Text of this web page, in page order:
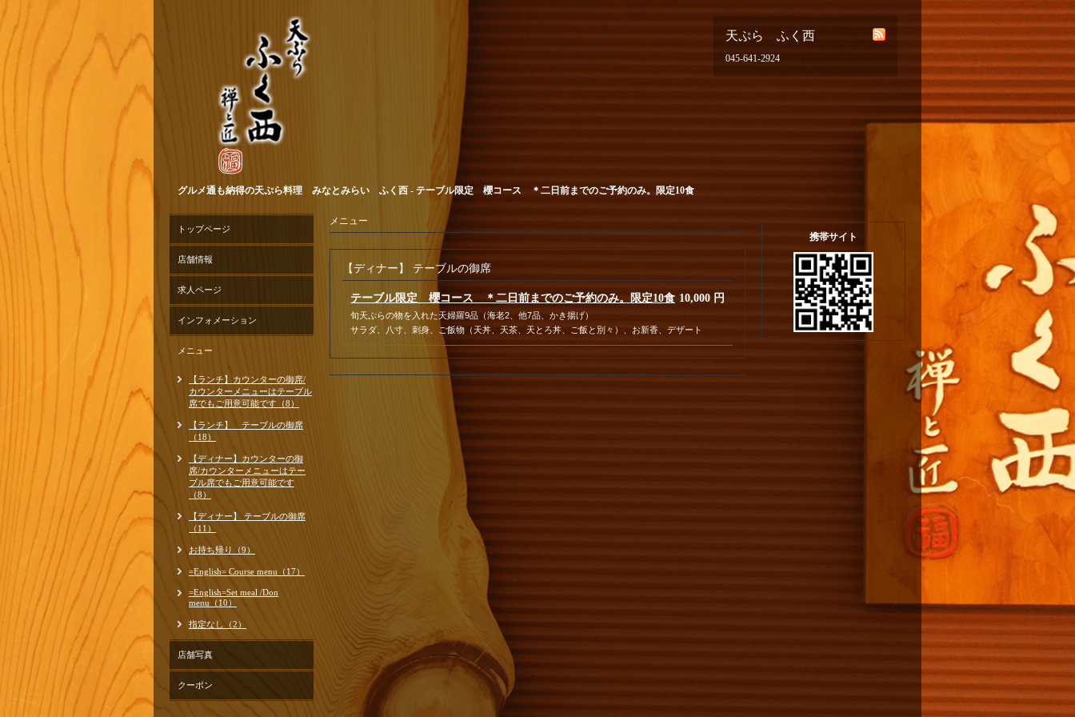
天ぷら ふく西
045-641-2924
グルメ通も納得の天ぷら料理 みなとみらい ふく西 - テーブル限定 櫻コース ＊二日前までのご予約のみ。限定10食
メニュー
【ディナー】 テーブルの御席
10,000 円
テーブル限定 櫻コース ＊二日前までのご予約のみ。限定10食
旬天ぷらの物を入れた天婦羅9品（海老2、他7品、かき揚げ）
サラダ、八寸、刺身、ご飯物（天丼、天茶、天とろ丼、ご飯と別々）、お新香、デザート
トップページ
店舗情報
求人ページ
インフォメーション
メニュー
【ランチ】カウンターの御席/
カウンターメニューはテーブル
席でもご用意可能です（8）
【ランチ】 テーブルの御席
（18）
【ディナー】カウンターの御
席/カウンターメニューはテー
ブル席でもご用意可能です
（8）
【ディナー】 テーブルの御席
（11）
お持ち帰り（9）
=English= Course menu（17）
=English=Set meal /Don
menu（10）
指定なし（2）
店舗写真
クーポン
携帯サイト